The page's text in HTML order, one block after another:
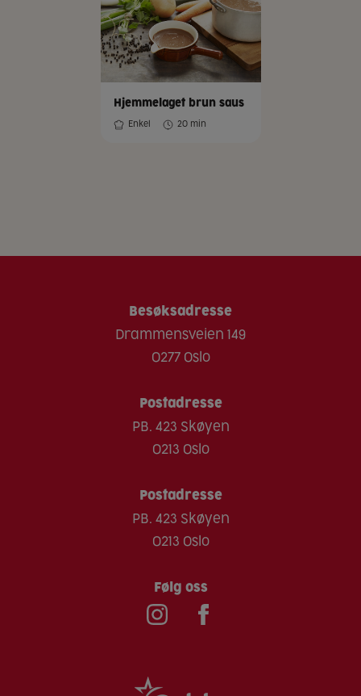
Hjemmelaget brun saus
Enkel 20 min
Besøksadresse
Drammensveien 149
0277 Oslo
Postadresse
PB. 423 Skøyen
0213 Oslo
Postadresse
PB. 423 Skøyen
0213 Oslo
Følg oss